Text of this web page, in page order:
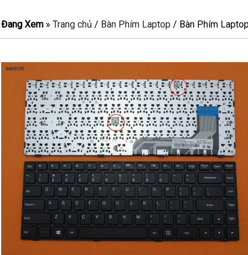
Đang Xem » Trang chủ / Bàn Phím Laptop / Bàn Phím